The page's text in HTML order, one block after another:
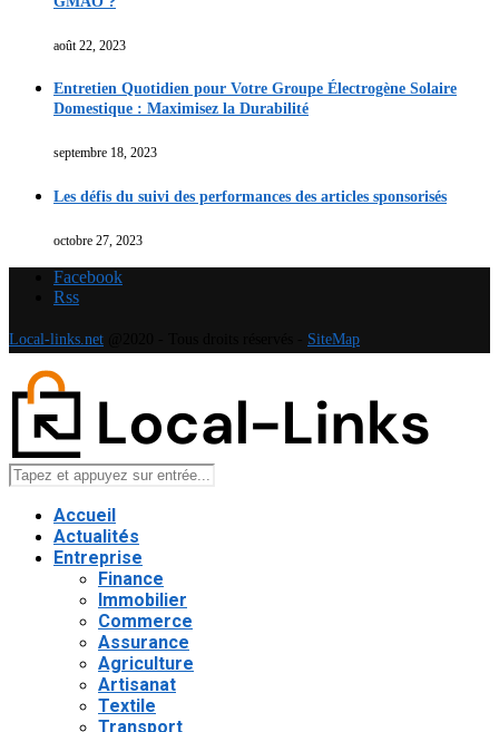
août 22, 2023
Entretien Quotidien pour Votre Groupe Électrogène Solaire
Domestique : Maximisez la Durabilité
septembre 18, 2023
Les défis du suivi des performances des articles sponsorisés
octobre 27, 2023
Facebook
Rss
Local-links.net SiteMap
Accueil
Actualités
Entreprise
Finance
Immobilier
Commerce
Assurance
Agriculture
Artisanat
Textile
Transport